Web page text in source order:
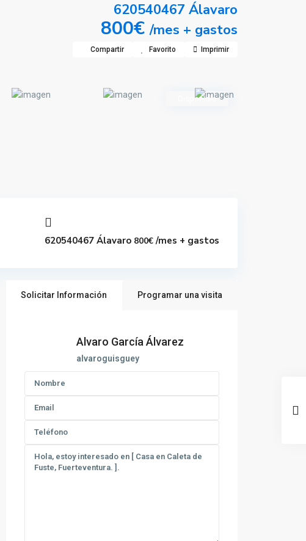
620540467 Álavaro
800€/mes + gastos
Compartir Favorito Imprimir
Disponible
620540467 Álavaro800€/mes + gastos
Solicitar Información Programar una visita
Alvaro García Álvarez
alvaroguisguey